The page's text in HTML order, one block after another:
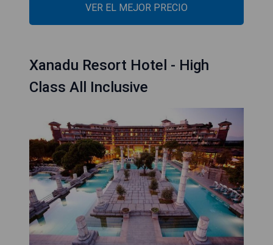
VER EL MEJOR PRECIO
Xanadu Resort Hotel - High
Class All Inclusive